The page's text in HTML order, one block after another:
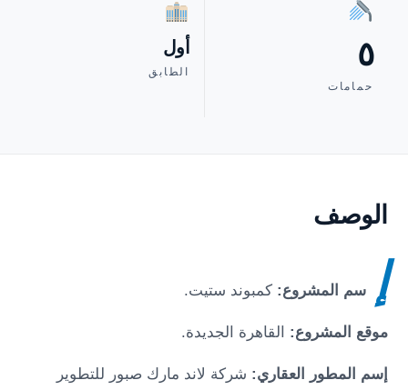
٥
حمامات
أول
الطابق
الوصف
إ سم المشروع:كمبوند ستيت.
موقع المشروع: القاهرة الجديدة.
إسم المطور العقاري: شركة لاند مارك صبور للتطوير